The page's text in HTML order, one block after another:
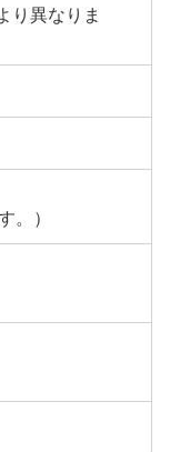
り異なりま
。）